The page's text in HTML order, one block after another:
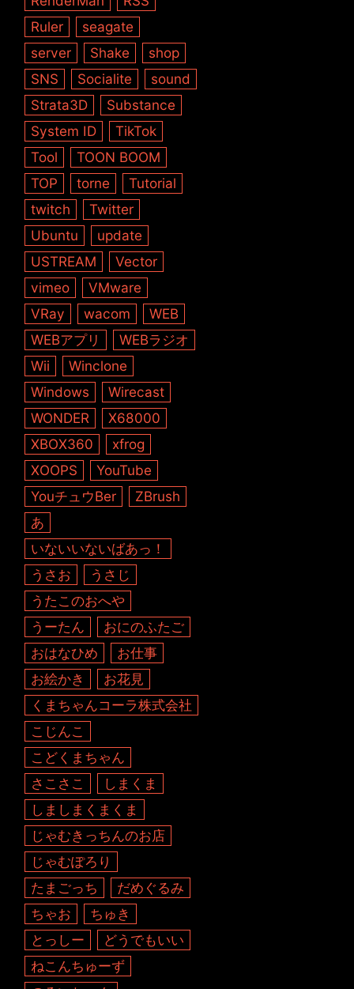
Ruler
seagate
server
Shake
shop
SNS
Socialite
sound
Strata3D
Substance
System ID
TikTok
Tool
TOON BOOM
TOP
torne
Tutorial
twitch
Twitter
Ubuntu
update
USTREAM
Vector
vimeo
VMware
VRay
wacom
WEB
WEBアプリ
WEBラジオ
Wii
Winclone
Windows
Wirecast
WONDER
X68000
XBOX360
xfrog
XOOPS
YouTube
YouチュウBer
ZBrush
あ
いないいないばあっ！
うさお
うさじ
うたこのおへや
うーたん
おにのふたご
おはなひめ
お仕事
お絵かき
お花見
くまちゃんコーラ株式会社
こじんこ
こどくまちゃん
さこさこ
しまくま
しましまくまくま
じゃむきっちんのお店
じゃむぽろり
たまごっち
だめぐるみ
ちゃお
ちゅき
とっしー
どうでもいい
ねこんちゅーず